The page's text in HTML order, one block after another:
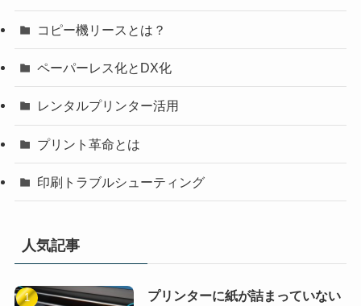
コピー機リースとは？
ペーパーレス化とDX化
レンタルプリンター活用
プリント革命とは
印刷トラブルシューティング
人気記事
プリンターに紙が詰まっていない